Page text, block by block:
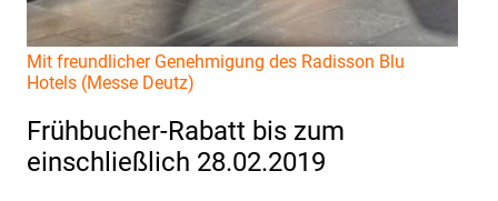
Mit freundlicher Genehmigung des Radisson Blu
Hotels (Messe Deutz)
Frühbucher-Rabatt bis zum
einschließlich 28.02.2019
Fachtagung
"Industriefokus
2018:
&
Claim